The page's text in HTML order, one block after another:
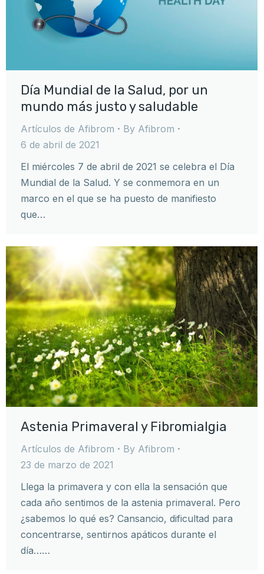
Día Mundial de la Salud, por un
mundo más justo y saludable
Artículos de Afibrom By Afibrom
6 de abril de 2021
El miércoles 7 de abril de 2021 se celebra el Día
Mundial de la Salud. Y se conmemora en un
marco en el que se ha puesto de manifiesto
que…
Astenia Primaveral y Fibromialgia
Artículos de Afibrom By Afibrom
23 de marzo de 2021
Llega la primavera y con ella la sensación que
cada año sentimos de la astenia primaveral. Pero
¿sabemos lo qué es? Cansancio, dificultad para
concentrarse, sentirnos apáticos durante el
día……